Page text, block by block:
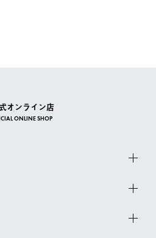
き、ご希望商品を再注文してくだ
オンライン店
ONLINE SHOP